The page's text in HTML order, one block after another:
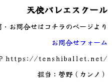
天使バレエスクール
・お問合せはコチラのページより
お問合せフォーム
https://tenshiballet.net/
担当：菅野（カンノ）